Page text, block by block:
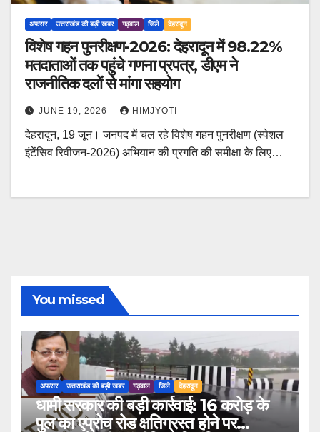
अफसर उत्तराखंड की बड़ी खबर गढ़वाल जिले देहरादून
विशेष गहन पुनरीक्षण-2026: देहरादून में 98.22%
मतदाताओं तक पहुंचे गणना प्रपत्र, डीएम ने
राजनीतिक दलों से मांगा सहयोग
JUNE 19, 2026 HIMJYOTI
देहरादून, 19 जून। जनपद में चल रहे विशेष गहन पुनरीक्षण (स्पेशल
इंटेंसिव रिवीजन-2026) अभियान की प्रगति की समीक्षा के लिए…
You missed
अफसर उत्तराखंड की बड़ी खबर गढ़वाल जिले देहरादून
धामी सरकार की बड़ी कार्रवाई: 16 करोड़ के
पुल का एप्रोच रोड क्षतिग्रस्त होने पर